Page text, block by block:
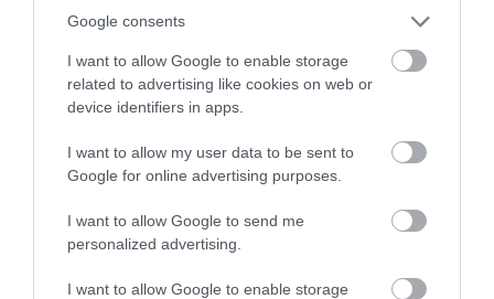
Google consents
I want to allow Google to enable storage
related to advertising like cookies on web or
device identifiers in apps.
I want to allow my user data to be sent to
Google for online advertising purposes.
I want to allow Google to send me
personalized advertising.
I want to allow Google to enable storage